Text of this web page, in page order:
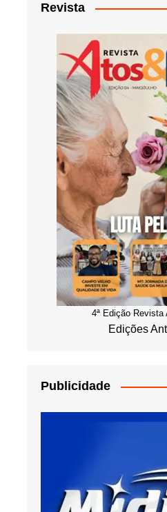
Revista
4ª Edição Revista
Edições
Publicidade